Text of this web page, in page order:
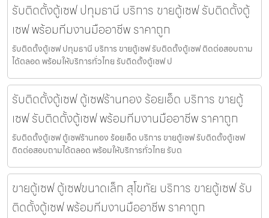
รับติดตั้งตู้เซฟ ปทุมธานี บริการ ขายตู้เซฟ รับติดตั้งตู้
เซฟ พร้อมทีมงานมืออาชีพ ราคาถูก
รับติดตั้งตู้เซฟ ปทุมธานี บริการ ขายตู้เซฟ รับติดตั้งตู้เซฟ ติดต่อสอบถาม
ได้ตลอด พร้อมให้บริการทั่วไทย รับติดตั้งตู้เซฟ ป
รับติดตั้งตู้เซฟ ตู้เซฟร้านทอง ร้อยเอ็ด บริการ ขายตู้
เซฟ รับติดตั้งตู้เซฟ พร้อมทีมงานมืออาชีพ ราคาถูก
รับติดตั้งตู้เซฟ ตู้เซฟร้านทอง ร้อยเอ็ด บริการ ขายตู้เซฟ รับติดตั้งตู้เซฟ
ติดต่อสอบถามได้ตลอด พร้อมให้บริการทั่วไทย รับต
ขายตู้เซฟ ตู้เซฟขนาดเล็ก สุโขทัย บริการ ขายตู้เซฟ รับ
ติดตั้งตู้เซฟ พร้อมทีมงานมืออาชีพ ราคาถูก